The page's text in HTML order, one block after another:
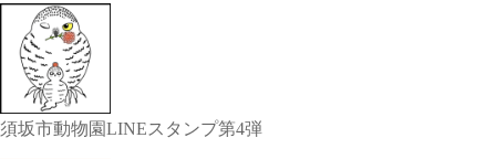
須坂市動物園LINEスタンプ第4弾